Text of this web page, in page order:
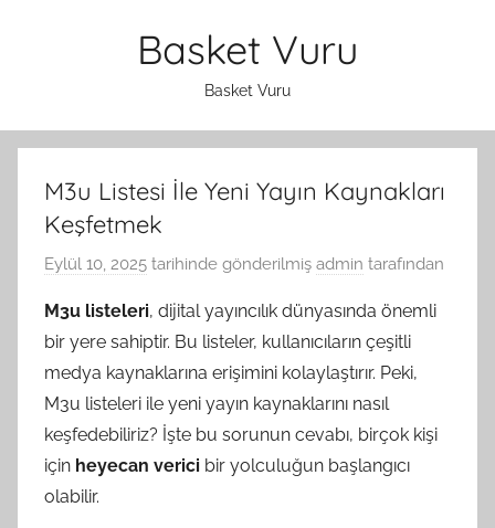
Basket Vuru
Basket Vuru
M3u Listesi İle Yeni Yayın Kaynakları
Keşfetmek
Eylül 10, 2025 tarihinde gönderilmiş admin tarafından
M3u listeleri, dijital yayıncılık dünyasında önemli
bir yere sahiptir. Bu listeler, kullanıcıların çeşitli
medya kaynaklarına erişimini kolaylaştırır. Peki,
M3u listeleri ile yeni yayın kaynaklarını nasıl
keşfedebiliriz? İşte bu sorunun cevabı, birçok kişi
için heyecan verici bir yolculuğun başlangıcı
olabilir.